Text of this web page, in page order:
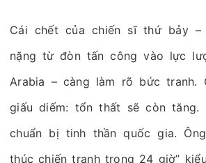
Cái chết của chiến sĩ thứ bảy
nặng từ đòn tấn công vào lực
Arabia – càng làm rõ bức tranh.
giấu diếm: tổn thất sẽ còn tăng.
chuẩn bị tinh thần quốc gia.
thúc chiến tranh trong 24 giờ”